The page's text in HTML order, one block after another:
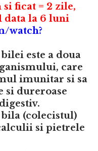
si ficat = 2 zile,
data la 6 luni
watch?
este a doua
care
imunitar si sa
si dureroase
(colecistul)
si pietrele